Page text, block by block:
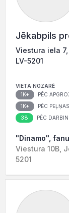
Jēkabpils
Viestura iela
LV-5201
VIETA NOZARĒ
1K+ PĒC
1K+ PĒC PEĻŅAS
38 PĒC
"Dinamo",
Viestura 10B,
5201